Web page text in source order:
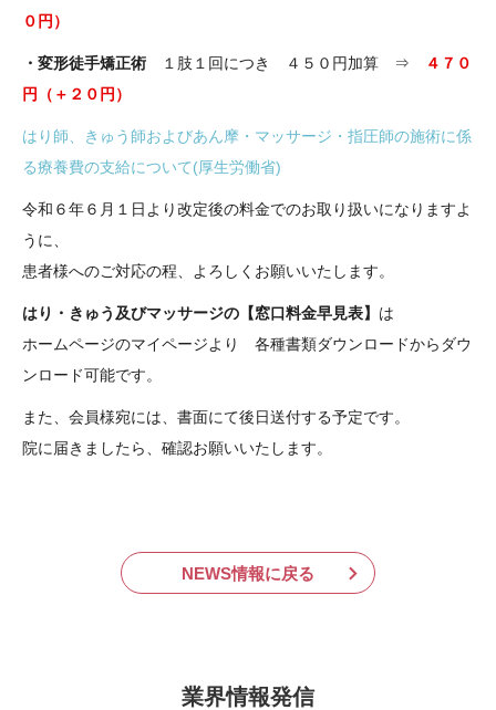
０円）
・変形徒手矯正術 １肢１回につき ４５０円加算 ⇒
４７０
円（＋２０円）
はり師、きゅう師およびあん摩・マッサージ・指圧師の施術に係
る療養費の支給について(厚生労働省)
令和６年６月１日より改定後の料金でのお取り扱いになりますよ
うに、
患者様へのご対応の程、よろしくお願いいたします。
はり・きゅう及びマッサージの【窓口料金早見表】 は
ホームページのマイページより 各種書類ダウンロードからダウ
ンロード可能です。
また、会員様宛には、書面にて後日送付する予定です。
院に届きましたら、確認お願いいたします。
NEWS情報に戻る
業界情報発信